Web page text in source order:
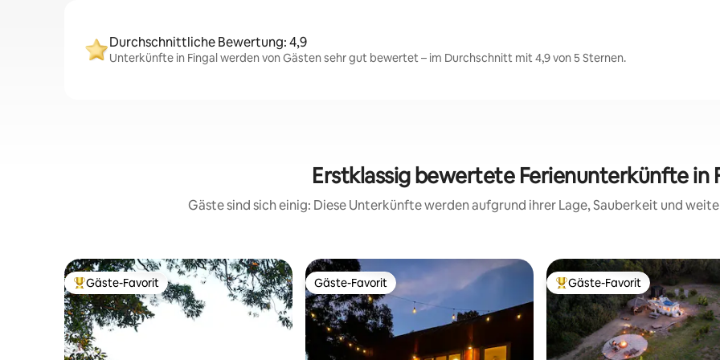
Durchschnittliche Bewertung: 4,9
Unterkünfte in Fingal werden von Gästen sehr gut bewertet – im Durchschnitt mit 4,9 von 5 Sternen.
Erstklassig bewertete Ferienunterkünfte in
Gäste sind sich einig: Diese Unterkünfte werden aufgrund ihrer Lage, Sauberkeit und
Beliebter Gäste-Favorit.
Gäste-Favorit Gäste-Favorit
Gäste-Favorit Beliebter Gäste-Favorit.
Gäste-Favorit